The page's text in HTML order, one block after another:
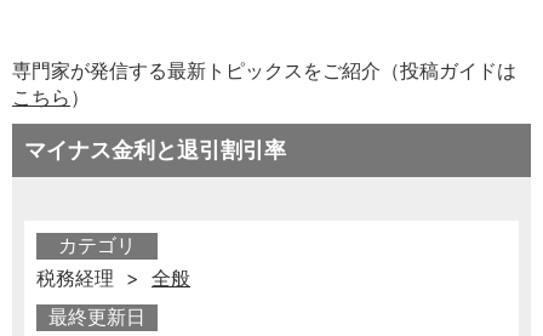
専門家が発信する最新トピックスをご紹介（投稿ガイドは
こちら ）
マイナス金利と退引割引率
カテゴリ
税務経理 > 全般
最終更新日